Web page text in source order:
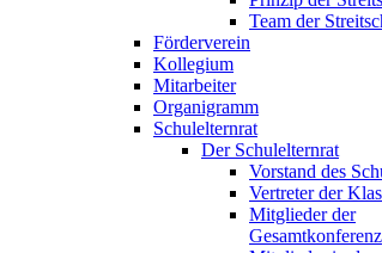
Team der
Förderverein
Kollegium
Mitarbeiter
Organigramm
Schulelternrat
Der Schulelternrat
Vorstand des
Vertreter der
Mitglieder der
Gesamtkonferenz